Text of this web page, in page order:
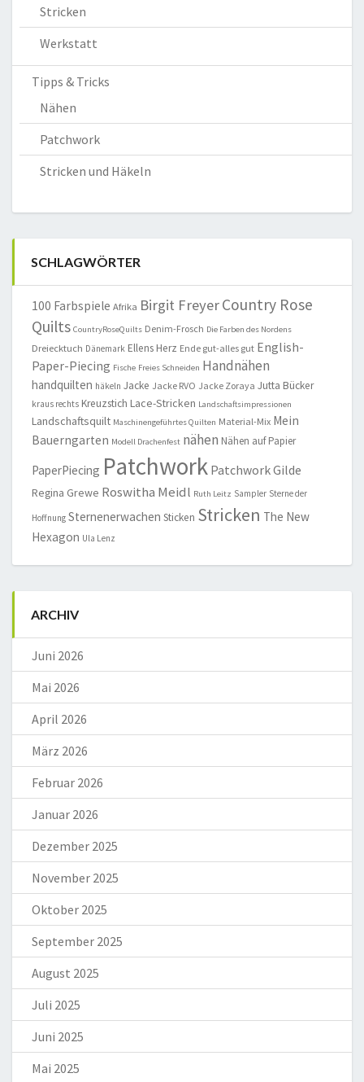
Stricken
Werkstatt
Tipps & Tricks
Nähen
Patchwork
Stricken und Häkeln
SCHLAGWÖRTER
100 Farbspiele Afrika Birgit FreyerCountry Rose
Quilts CountryRoseQuilts Denim-Frosch Die Farben des Nordens
Dreiecktuch Dänemark Ellens Herz Ende gut-alles gut English-
Paper-Piecing Fische Freies Schneiden Handnähen
handquilten häkeln Jacke Jacke RVO Jacke Zoraya Jutta Bücker
kraus rechts Kreuzstich Lace-Stricken Landschaftsimpressionen
Landschaftsquilt Maschinengeführtes Quilten Material-Mix Mein
Bauerngarten Modell Drachenfest nähen Nähen auf Papier
PaperPiecing Patchwork Patchwork Gilde
Regina Grewe Roswitha Meidl Ruth Leitz Sampler Sterne der
Hoffnung Sternenerwachen Sticken Stricken The New
Hexagon Ula Lenz
ARCHIV
Juni 2026
Mai 2026
April 2026
März 2026
Februar 2026
Januar 2026
Dezember 2025
November 2025
Oktober 2025
September 2025
August 2025
Juli 2025
Juni 2025
Mai 2025